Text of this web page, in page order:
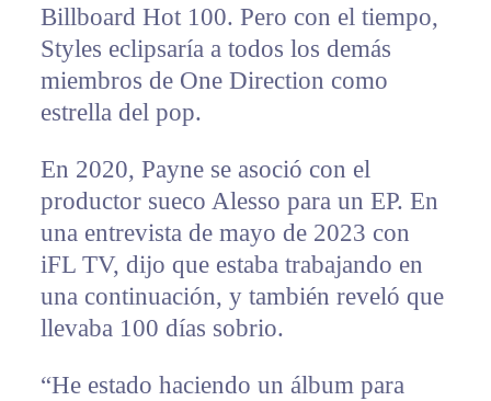
Billboard Hot 100. Pero con el tiempo,
Styles eclipsaría a todos los demás
miembros de One Direction como
estrella del pop.
En 2020, Payne se asoció con el
productor sueco Alesso para un EP. En
una entrevista de mayo de 2023 con
iFL TV, dijo que estaba trabajando en
una continuación, y también reveló que
llevaba 100 días sobrio.
“He estado haciendo un álbum para